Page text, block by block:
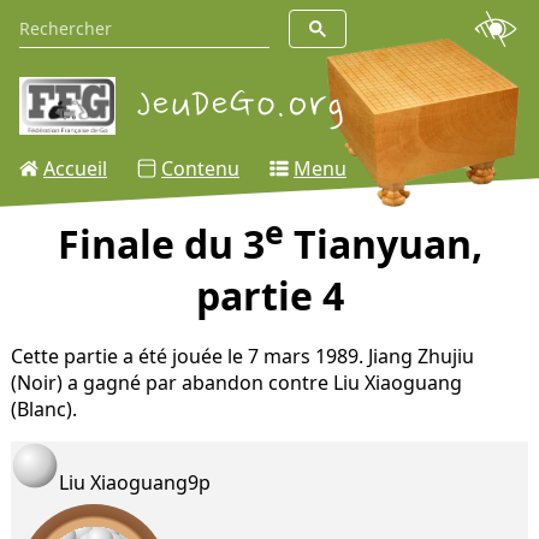
Accueil Contenu Menu
Finale du 3e Tianyuan,
partie 4
Cette partie a été jouée le 7 mars 1989. Jiang Zhujiu
(Noir) a gagné par abandon contre Liu Xiaoguang
(Blanc).
Liu Xiaoguang9p